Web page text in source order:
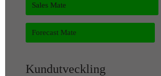
Sales Mate
Forecast Mate
Kundutveckling